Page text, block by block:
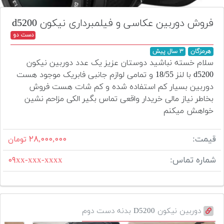
تجهیزات
مکث
افزودن
محصول
دوم
لیست
دوربین
بله
فروش دوربین عکاسی و فیلمبرداری نیکون d5200
دست دو
هرمزگان ۳ سال پیش
سلام خسته نباشید دوستان عزیز یک عدد دوربین نیکون
d5200 با لنز 18/55 و تمامی لوازم جانبی فابریک موجود هست
دوربین بسیار کم استفاده شده و کم شات هست فروش
بخاطر نیاز مالی خریدار واقعی تماس بگیر الکی مزاحم نشین
خواهش میکنم
قیمت: ۲۸,۰۰۰,۰۰۰ تومان
شماره تماس: ۰۹xx-xxx-xxxx
دوربین نیکون D5200 بدنه دست دوم